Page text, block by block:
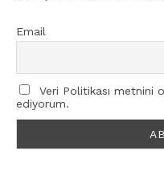
Email
Veri Politikası metnini
ediyorum.